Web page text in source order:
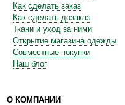
Как сделать заказ
Как сделать дозаказ
Ткани и уход за ними
Открытие магазина одежды
Совместные покупки
Наш блог
О КОМПАНИИ